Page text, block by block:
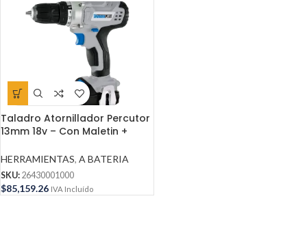
Taladro Atornillador Percutor
13mm 18v – Con Maletin +
HERRAMIENTAS, A BATERIA
SKU: 26430001000
$85,159.26 IVA Incluído